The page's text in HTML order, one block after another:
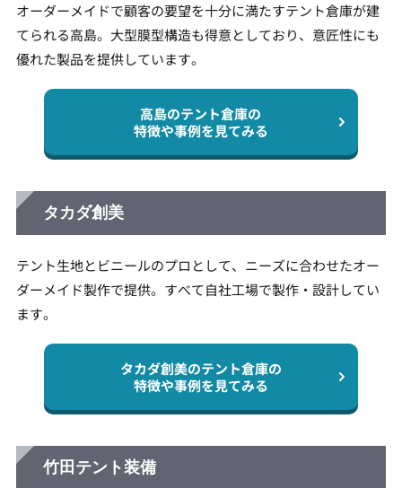
オーダーメイドで顧客の要望を十分に満たすテント倉庫が建
てられる高島。大型膜型構造も得意としており、意匠性にも
優れた製品を提供しています。
高島のテント倉庫の
特徴や事例を見てみる
タカダ創美
テント生地とビニールのプロとして、ニーズに合わせたオー
ダーメイド製作で提供。すべて自社工場で製作・設計してい
ます。
タカダ創美のテント倉庫の
特徴や事例を見てみる
竹田テント装備